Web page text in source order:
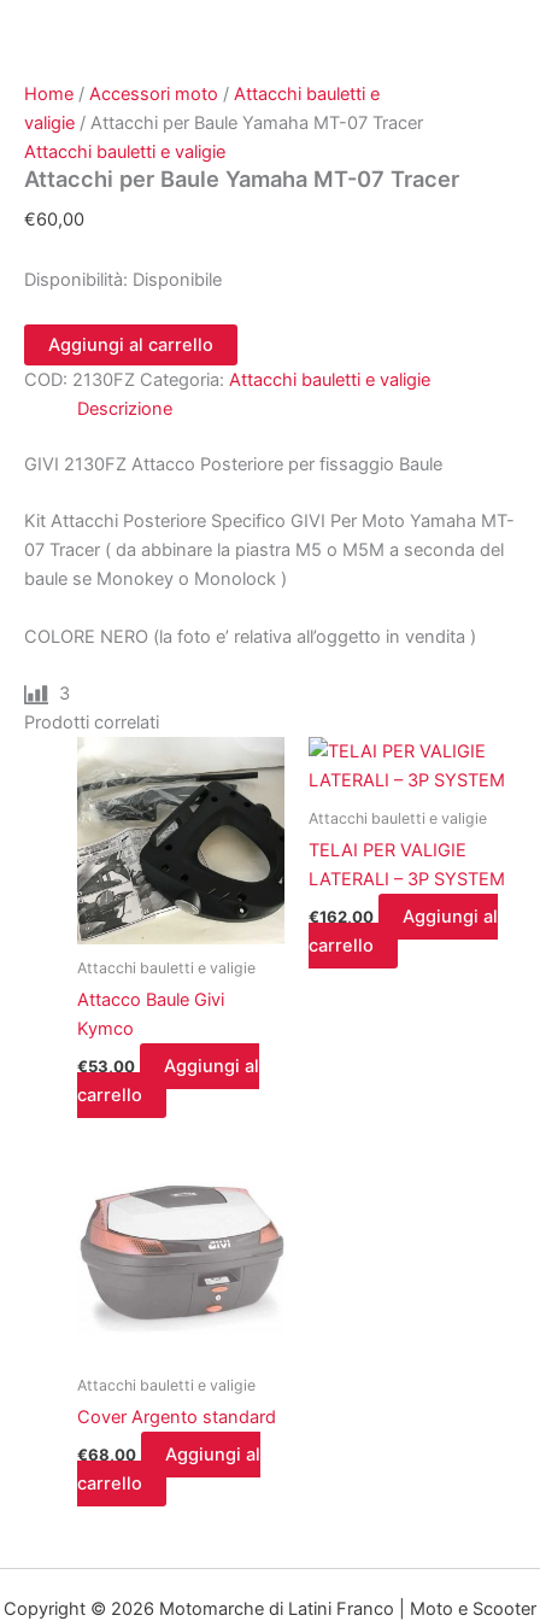
Home / Accessori moto / Attacchi bauletti e
valigie / Attacchi per Baule Yamaha MT-07 Tracer
Attacchi bauletti e valigie
Attacchi per Baule Yamaha MT-07 Tracer
€60,00
Disponibilità: Disponibile
Attacchi
per
Baule
Yamaha
07
Aggiungi al carrello
COD: 2130FZ Categoria: Attacchi bauletti e valigie
Descrizione
GIVI 2130FZ Attacco Posteriore per fissaggio Baule
Kit Attacchi Posteriore Specifico GIVI Per Moto Yamaha MT-
07 Tracer ( da abbinare la piastra M5 o M5M a seconda del
baule se Monokey o Monolock )
COLORE NERO (la foto e’ relativa all’oggetto in vendita )
3
Prodotti correlati
Attacchi bauletti e valigie
Attacco Baule Givi
Kymco
€53,00
Aggiungi al
carrello
Attacchi bauletti e valigie
TELAI PER VALIGIE
LATERALI – 3P SYSTEM
€162,00
Aggiungi al
carrello
Attacchi bauletti e valigie
Cover Argento standard
€68,00
Aggiungi al
carrello
Copyright © 2026 Motomarche di Latini Franco | Moto e Scooter